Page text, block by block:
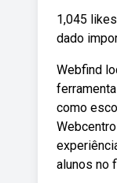
1,045
dado
Webfind
como
alunos no